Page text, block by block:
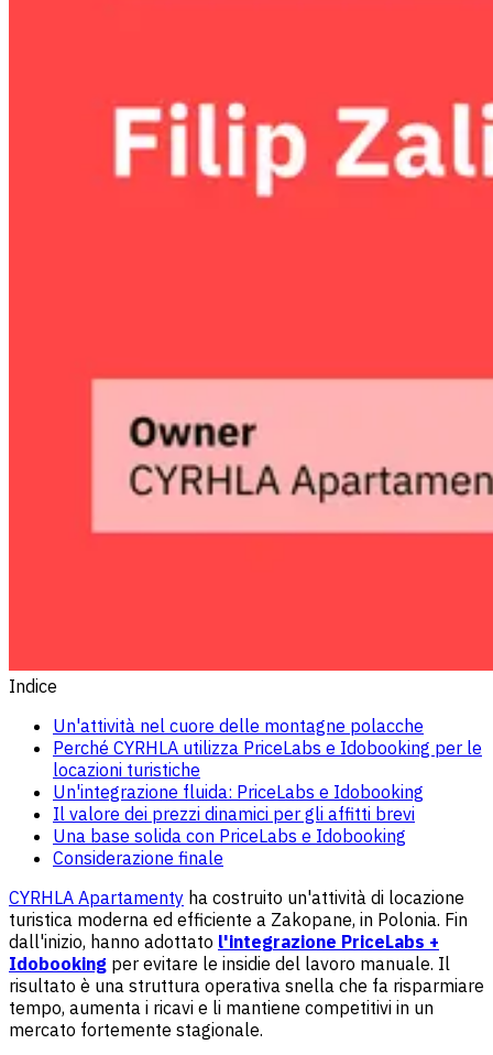
Indice
Un'attività nel cuore delle montagne polacche
Perché CYRHLA utilizza PriceLabs e Idobooking per le
locazioni turistiche
Un'integrazione fluida: PriceLabs e Idobooking
Il valore dei prezzi dinamici per gli affitti brevi
Una base solida con PriceLabs e Idobooking
Considerazione finale
CYRHLA Apartamenty ha costruito un'attività di locazione
turistica moderna ed efficiente a Zakopane, in Polonia. Fin
dall'inizio, hanno adottato l'integrazione PriceLabs +
Idobooking per evitare le insidie del lavoro manuale. Il
risultato è una struttura operativa snella che fa risparmiare
tempo, aumenta i ricavi e li mantiene competitivi in un
mercato fortemente stagionale.